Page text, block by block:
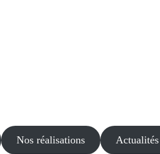
Nos réalisations Actualités